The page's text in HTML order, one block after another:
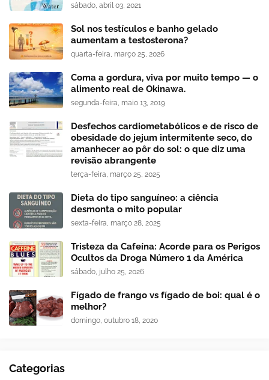
sábado, abril 03, 2021
Sol nos testículos e banho gelado
aumentam a testosterona?
quarta-feira, março 25, 2026
Coma a gordura, viva por muito tempo — o
alimento real de Okinawa.
segunda-feira, maio 13, 2019
Desfechos cardiometabólicos e de risco de
obesidade do jejum intermitente seco, do
amanhecer ao pôr do sol: o que diz uma
revisão abrangente
terça-feira, março 25, 2025
Dieta do tipo sanguíneo: a ciência
desmonta o mito popular
sexta-feira, março 28, 2025
Tristeza da Cafeína: Acorde para os Perigos
Ocultos da Droga Número 1 da América
sábado, julho 25, 2026
Fígado de frango vs fígado de boi: qual é o
melhor?
domingo, outubro 18, 2020
Categorias